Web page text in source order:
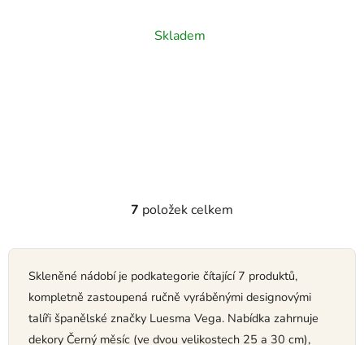
Skladem
O
l
á
a
c
7 položek celkem
Skleněné nádobí je podkategorie čítající 7 produktů,
kompletně zastoupená ručně vyráběnými designovými
talíři španělské značky Luesma Vega. Nabídka zahrnuje
dekory Černý měsíc (ve dvou velikostech 25 a 30 cm),